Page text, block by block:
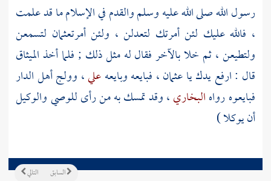
رسول الله صلى الله عليه وسلم والقدم في الإسلام ما قد علمت
، فالله عليك لئن أمرتك لتعدلن ، ولئن أمرتعثمان لتسمعن
ولتطيعن ، ثم خلا بالآخر فقال له مثل ذلك ; فلما أخذ الميثاق
قال : ارفع يدك ياعثمان، فبايعه وبايعهعلي، وولج أهل الدار
فبايعوه رواهالبخاري، وقد تمسك به من رأى للوصي والوكيل
أن يوكلا )
التالي السابق